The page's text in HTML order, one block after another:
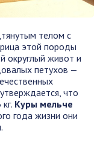
телом с
этой породы
округлый живот и
петухов —
что
Куры мельче
года жизни они